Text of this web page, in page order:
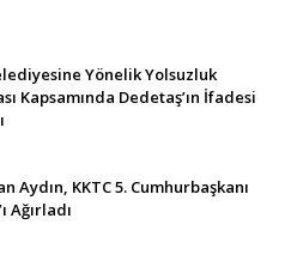
Yönelik Yolsuzluk
Kapsamında Dedetaş’ın İfadesi
Aydın, KKTC 5. Cumhurbaşkanı
Ağırladı